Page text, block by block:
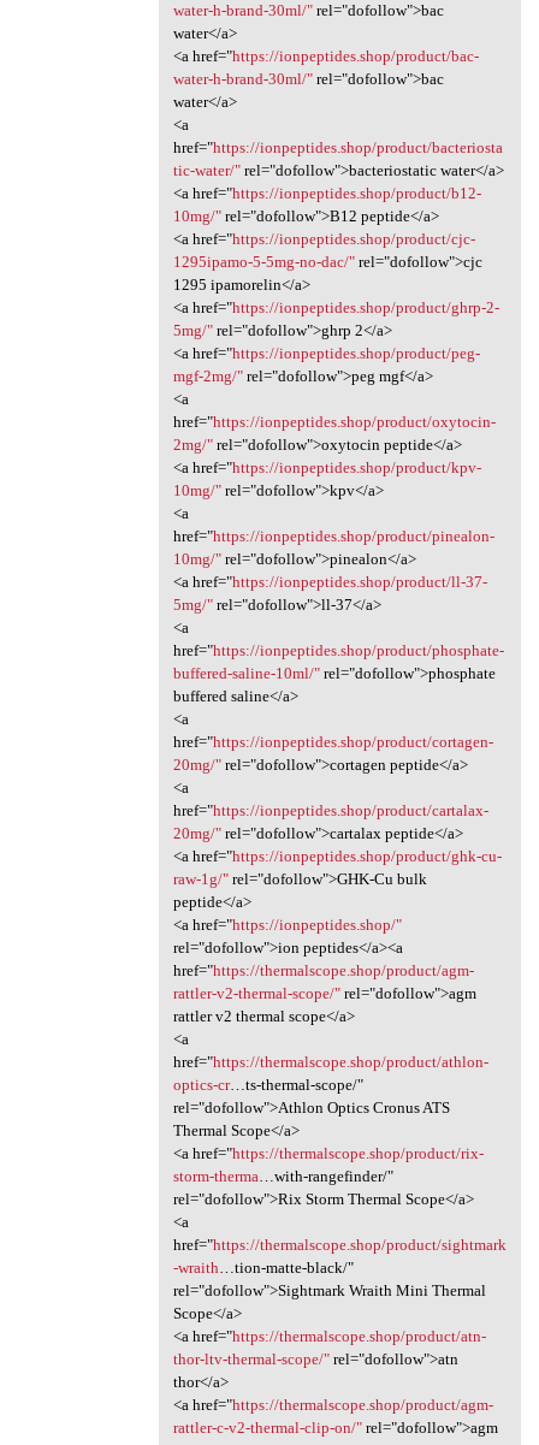
water-h-brand-30ml/"rel="dofollow">bac
water</a>
<a href="https://ionpeptides.shop/product/bac-
water-h-brand-30ml/"rel="dofollow">bac
water</a>
<a
href="https://ionpeptides.shop/product/bacteriosta
tic-water/"rel="dofollow">bacteriostatic water</a>
<a href="https://ionpeptides.shop/product/b12-
10mg/"rel="dofollow">B12 peptide</a>
<a href="https://ionpeptides.shop/product/cjc-
1295ipamo-5-5mg-no-dac/"rel="dofollow">cjc
1295 ipamorelin</a>
<a href="https://ionpeptides.shop/product/ghrp-2-
5mg/"rel="dofollow">ghrp 2</a>
<a href="https://ionpeptides.shop/product/peg-
mgf-2mg/"rel="dofollow">peg mgf</a>
<a
href="https://ionpeptides.shop/product/oxytocin-
2mg/"rel="dofollow">oxytocin peptide</a>
<a href="https://ionpeptides.shop/product/kpv-
10mg/"rel="dofollow">kpv</a>
<a
href="https://ionpeptides.shop/product/pinealon-
10mg/"rel="dofollow">pinealon</a>
<a href="https://ionpeptides.shop/product/ll-37-
5mg/"rel="dofollow">ll-37</a>
<a
href="https://ionpeptides.shop/product/phosphate-
buffered-saline-10ml/"rel="dofollow">phosphate
buffered saline</a>
<a
href="https://ionpeptides.shop/product/cortagen-
20mg/"rel="dofollow">cortagen peptide</a>
<a
href="https://ionpeptides.shop/product/cartalax-
20mg/"rel="dofollow">cartalax peptide</a>
<a href="https://ionpeptides.shop/product/ghk-cu-
raw-1g/"rel="dofollow">GHK-Cu bulk
peptide</a>
<a href="https://ionpeptides.shop/"
rel="dofollow">ion peptides</a><a
href="https://thermalscope.shop/product/agm-
rattler-v2-thermal-scope/"rel="dofollow">agm
rattler v2 thermal scope</a>
<a
href="https://thermalscope.shop/product/athlon-
optics-cr…ts-thermal-scope/"
rel="dofollow">Athlon Optics Cronus ATS
Thermal Scope</a>
<a href="https://thermalscope.shop/product/rix-
storm-therma …with-rangefinder/"
rel="dofollow">Rix Storm Thermal Scope</a>
<a
href="https://thermalscope.shop/product/sightmark
-wraith …tion-matte-black/"
rel="dofollow">Sightmark Wraith Mini Thermal
Scope</a>
<a href="https://thermalscope.shop/product/atn-
thor-ltv-thermal-scope/"rel="dofollow">atn
thor</a>
<a href="https://thermalscope.shop/product/agm-
rattler-c-v2-thermal-clip-on/"rel="dofollow">agm